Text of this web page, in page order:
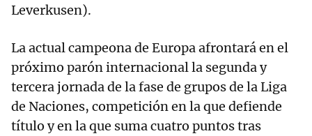
Leverkusen).
La actual campeona de Europa afrontará en el
próximo parón internacional la segunda y
tercera jornada de la fase de grupos de la Liga
de Naciones, competición en la que defiende
título y en la que suma cuatro puntos tras